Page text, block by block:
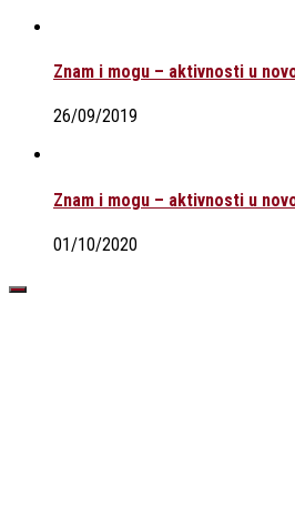
Znam i mogu – aktivnosti u
26/09/2019
Znam i mogu – aktivnosti u
01/10/2020